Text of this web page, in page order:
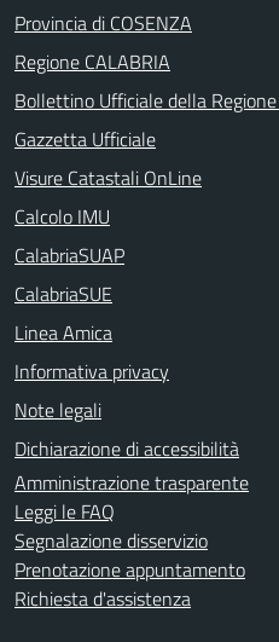
Provincia di COSENZA
Regione CALABRIA
Bollettino Ufficiale della
Gazzetta Ufficiale
Visure Catastali OnLine
Calcolo IMU
CalabriaSUAP
CalabriaSUE
Linea Amica
Informativa privacy
Note legali
Dichiarazione di accessibilità
Amministrazione trasparente
Leggi le FAQ
Segnalazione disservizio
Prenotazione appuntamento
Richiesta d'assistenza